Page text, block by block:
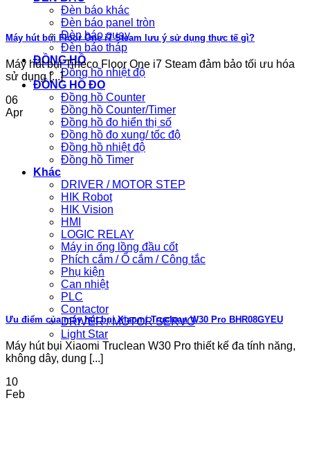
Đèn báo khác
Đèn báo panel tròn
Đèn báo quay
Đèn báo tháp
ĐỒNG HỒ
Đồng hồ nhiệt độ
ĐỒNG HỒ ĐO
Đồng hồ Counter
Đồng hồ Counter/Timer
Đồng hồ đo hiển thị số
Đồng hồ đo xung/ tốc độ
Đồng hồ nhiệt độ
Đồng hồ Timer
Khác
DRIVER / MOTOR STEP
HIK Robot
HIK Vision
HMI
LOGIC RELAY
Máy in ống lồng đầu cốt
Phích cắm / Ổ cắm / Công tắc
Phụ kiện
Can nhiệt
PLC
Contactor
DRIVER / MOTOR SERVO
Light Star
Máy hút bụi Floor One i7 Steam lưu ý sử dụng thực tế gì?
Máy hút bụi Tineco Floor One i7 Steam đảm bảo tối ưu hóa
sử dụng [...]
06
Apr
Ưu điểm của máy hút bụi Xiaomi Truclean W30 Pro BHR08GYEU
Máy hút bụi Xiaomi Truclean W30 Pro thiết kế đa tính năng,
không dây, dung [...]
10
Feb